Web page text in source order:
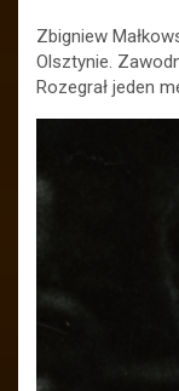
Zbigniew
Olsztynie.
Rozegrał jeden